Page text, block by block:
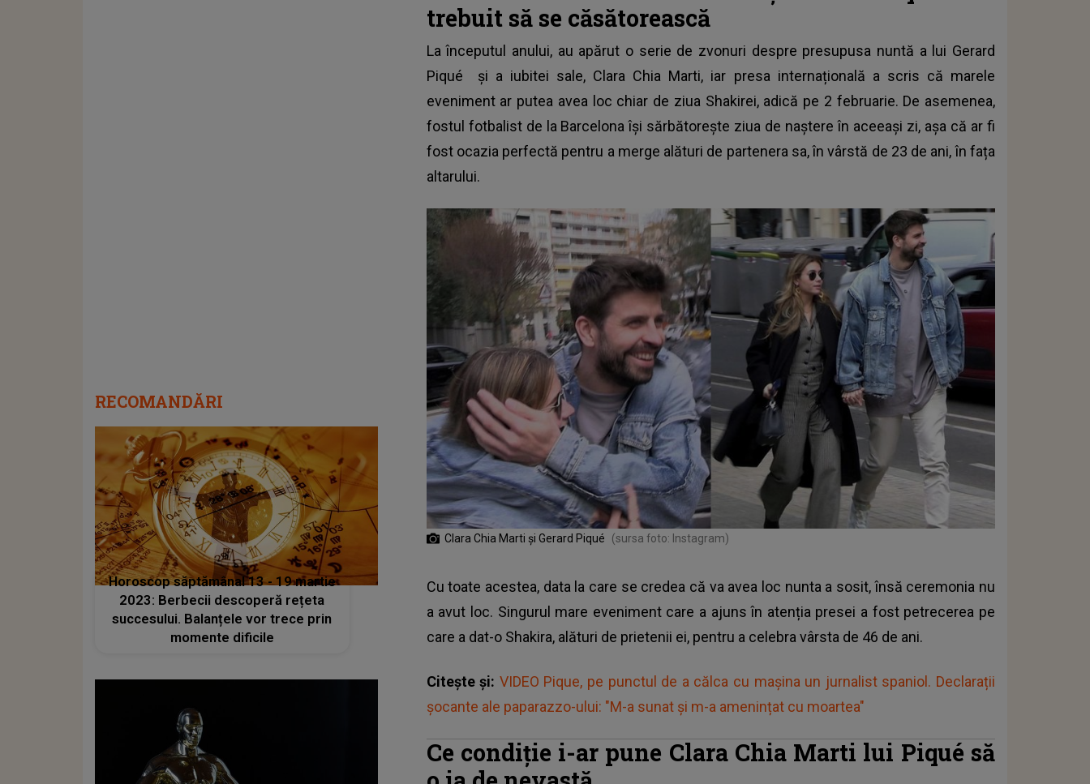
trebuit să se căsătorească
La începutul anului, au apărut o serie de zvonuri despre presupusa nuntă a lui Gerard
Piqué
și a iubitei sale, Clara Chia Marti, iar presa internațională a scris că marele
eveniment ar putea avea loc chiar de ziua Shakirei, adică pe 2 februarie. De asemenea,
fostul fotbalist de la Barcelona își sărbătorește ziua de naștere în aceeași zi, așa că ar fi
fost ocazia perfectă pentru a merge alături de partenera sa, în vârstă de 23 de ani, în fața
altarului.
Clara Chia Marti și Gerard Piqué (sursa foto: Instagram)
Cu toate acestea, data la care se credea că va avea loc nunta a sosit, însă ceremonia nu
a avut loc. Singurul mare eveniment care a ajuns în atenția presei a fost petrecerea pe
care a dat-o Shakira, alături de prietenii ei, pentru a celebra vârsta de 46 de ani.
Citește și: VIDEO Pique, pe punctul de a călca cu mașina un jurnalist spaniol. Declarații
șocante ale paparazzo-ului: "M-a sunat și m-a amenințat cu moartea"
Ce condiție i-ar pune Clara Chia Marti lui Piqué să
RECOMANDĂRI
Horoscop săptămânal 13 - 19 martie
2023: Berbecii descoperă rețeta
succesului. Balanțele vor trece prin
momente dificile